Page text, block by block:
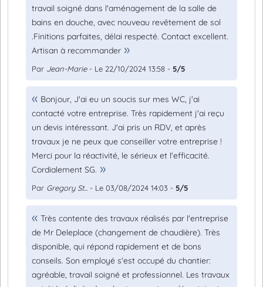
travail soigné dans l'aménagement de la salle de
bains en douche, avec nouveau revêtement de sol
.Finitions parfaites, délai respecté. Contact excellent.
Artisan à recommander
Par Jean-Marie- Le 22/10/2024 13:58 - 5/5
Bonjour, J'ai eu un soucis sur mes WC, j'ai
contacté votre entreprise. Très rapidement j'ai reçu
un devis intéressant. J'ai pris un RDV, et après
travaux je ne peux que conseiller votre entreprise !
Merci pour la réactivité, le sérieux et l'efficacité.
Cordialement SG.
Par Gregory St... - Le 03/08/2024 14:03 - 5/5
Très contente des travaux réalisés par l'entreprise
de Mr Deleplace (changement de chaudière). Très
disponible, qui répond rapidement et de bons
conseils. Son employé s'est occupé du chantier:
agréable, travail soigné et professionnel. Les travaux